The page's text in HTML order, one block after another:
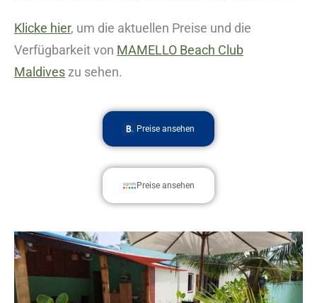
Klicke hier, um die aktuellen Preise und die
Verfügbarkeit von MAMELLO Beach Club
Maldives zu sehen.
Preise ansehen
Preise ansehen